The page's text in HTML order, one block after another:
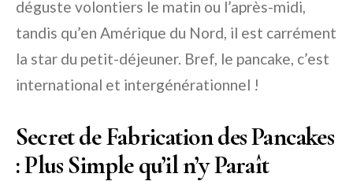
déguste volontiers le matin ou l’après-midi,
tandis qu’en Amérique du Nord, il est carrément
la star du petit-déjeuner. Bref, le pancake, c’est
international et intergénérationnel !
Secret de Fabrication des Pancakes
: Plus Simple qu’il n’y Paraît